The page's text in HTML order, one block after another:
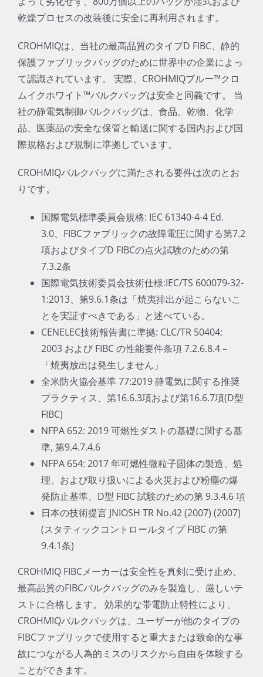
乾燥プロセスの改装後に安全に再利用されます。
CROHMIQは、当社の最高品質のタイプD FIBC、静的
保護ファブリックバッグのために世界中の企業によっ
て認識されています。 実際、CROHMIQブルー™クロ
ムイクホワイト™バルクバッグは安全と同義です。 当
社の静電気制御バルクバッグは、食品、乾物、化学
品、医薬品の安全な保管と輸送に関する国内および国
際規格および規制に準拠しています。
CROHMIQバルクバッグに満たされる要件は次のとお
りです。
国際電気標準委員会規格: IEC 61340-4-4 Ed.
3.0、FIBCファブリックの故障電圧に関する第7.2
項およびタイプD FIBCの点火試験のための第
7.3.2条
国際電気技術委員会技術仕様:IEC/TS 600079-32-
1:2013、第9.6.1条は「焼夷排出が起こらないこ
とを実証すべきである」と述べている。
CENELEC技術報告書に準拠: CLC/TR 50404:
2003 および FIBC の性能要件条項 7.2.6.8.4 –
「焼夷放出は発生しません」
全米防火協会基準 77:2019 静電気に関する推奨
プラクティス、第16.6.3項および第16.6.7項(D型
FIBC)
NFPA 652: 2019 可燃性ダストの基礎に関する基
準, 第9.4.7.4.6
NFPA 654: 2017 年可燃性微粒子固体の製造、処
理、および取り扱いによる火災および粉塵の爆
発防止基準、D型 FIBC 試験のための第 9.3.4.6 項
日本の技術提言 JNIOSH TR No.42 (2007) (2007)
(スタティックコントロールタイプ FIBC の第
9.4.1条)
CROHMIQ FIBCメーカーは安全性を真剣に受け止め、
最高品質のFIBCバルクバッグのみを製造し、厳しいテ
ストに合格します。 効果的な帯電防止特性により、
CROHMIQバルクバッグは、ユーザーが他のタイプの
FIBCファブリックで使用すると重大または致命的な事
故につながる人為的ミスのリスクから自由を体験する
ことができます。